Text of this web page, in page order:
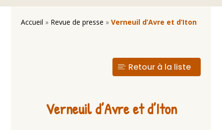
Accueil » Revue de presse »Verneuil d’Avre et d’Iton
Retour à la liste
Verneuil d’Avre et d’Iton